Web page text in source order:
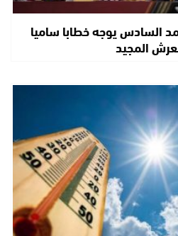
السادس يوجه خطابا ساميا
المجيد